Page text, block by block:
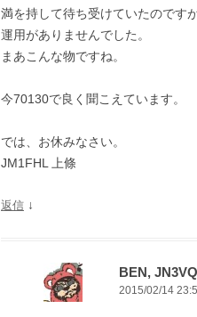
満を持して待ち受けていたのです
運用がありませんでした。
まあこんな物ですね。
今70130で良く聞こえています。
では、お休みなさい。
JM1FHL 上條
返信 ↓
BEN,
2015/02/14